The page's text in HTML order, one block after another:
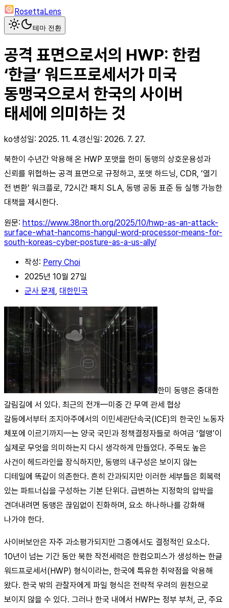
RosettaLens
테마 전환
공격 표면으로서의 HWP: 한컴
‘한글’ 워드프로세서가 미국
동맹국으로서 한국의 사이버
태세에 의미하는 것
ko생성일: 2025. 11. 4.갱신일: 2026. 7. 27.
북한이 수년간 악용해 온 HWP 포맷을 한미 동맹의 상호운용성과
신뢰를 위협하는 공격 표면으로 규정하고, 포맷 하드닝, CDR, ‘열기
전 변환’ 워크플로, 72시간 패치 SLA, 동맹 공동 표준 등 실행 가능한
대책을 제시한다.
원문: https://www.38north.org/2025/10/hwp-as-an-attack-
surface-what-hancoms-hangul-word-processor-means-for-
south-koreas-cyber-posture-as-a-us-ally/
작성: Perry Choi
2025년 10월 27일
군사 문제, 대한민국
한미 동맹은 중대한
갈림길에 서 있다. 최근의 전개—미중 간 무역 관세 협상
갈등에서부터 조지아주에서의 이민세관단속국(ICE)의 한국인 노동자
체포에 이르기까지—는 양국 국민과 정책결정자들로 하여금 ‘혈맹’이
실제로 무엇을 의미하는지 다시 생각하게 만들었다. 주목도 높은
사건이 헤드라인을 장식하지만, 동맹의 내구성은 보이지 않는
디테일에 똑같이 의존한다. 흔히 간과되지만 이러한 세부들은 회복력
있는 파트너십을 구성하는 기본 단위다. 급변하는 지정학의 압박을
견뎌내려면 동맹은 끊임없이 진화하며, 요소 하나하나를 강화해
나가야 한다.
사이버보안은 자주 과소평가되지만 그중에서도 결정적인 요소다.
10년이 넘는 기간 동안 북한 작전세력은 한컴오피스가 생성하는 한글
워드프로세서(HWP) 형식이라는, 한국에 특유한 취약점을 악용해
왔다. 한국 밖의 관찰자에게 파일 형식은 전략적 우려의 원천으로
보이지 않을 수 있다. 그러나 한국 내에서 HWP는 정부 부처, 군, 주요